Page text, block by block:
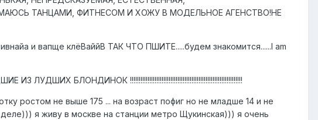
ТАНЦАМИ, ФИТНЕСОМ И ХОЖУ В МОДЕЛЬНОЕ АГЕНСТВО!НЕ
и вапще клёВаййВ ТАК ЧТО ПШИТЕ.....будем знакомится......I am
БЛОНДИНОК !!!!!!!!!!!!!!!!!!!!!!!!!!!!!!!!!!!!!!!!!!!!!!!!!!!!!!!!!!!!!!!!
ростом не выше 175 ... на возраст пофиг но не младше 14 и не
я живу в москве на станции метро Щукинская))) я очень